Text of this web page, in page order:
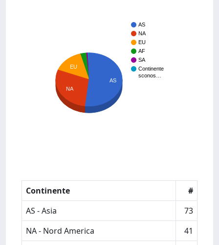
AS
NA
EU
AF
SA
Continente
sconos…
EU
NA
AS
Continente
#
AS - Asia
73
NA - Nord America
41